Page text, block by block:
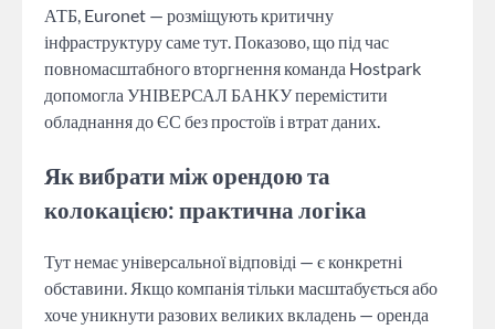
АТБ, Euronet — розміщують критичну
інфраструктуру саме тут. Показово, що під час
повномасштабного вторгнення команда Hostpark
допомогла УНІВЕРСАЛ БАНКУ перемістити
обладнання до ЄС без простоїв і втрат даних.
Як вибрати між орендою та
колокацією: практична логіка
Тут немає універсальної відповіді — є конкретні
обставини. Якщо компанія тільки масштабується або
хоче уникнути разових великих вкладень — оренда